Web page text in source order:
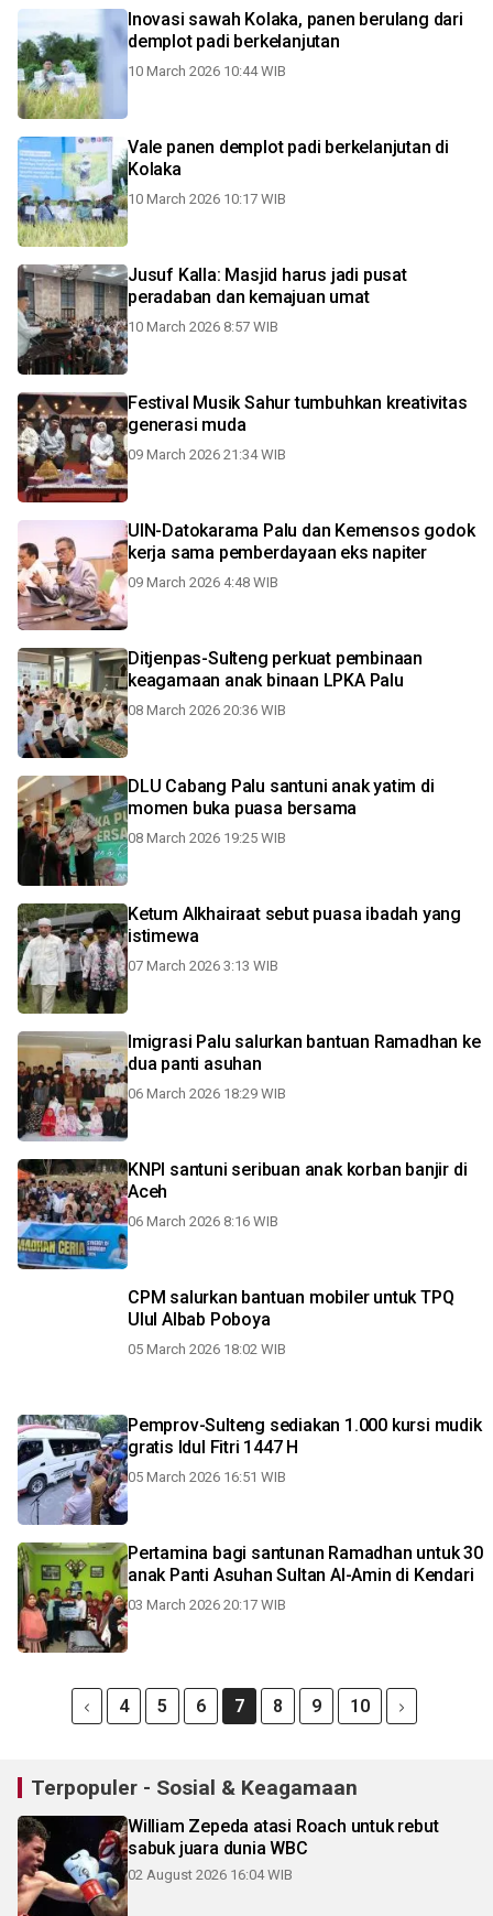
Inovasi sawah Kolaka, panen berulang dari
demplot padi berkelanjutan
10 March 2026 10:44 WIB
Vale panen demplot padi berkelanjutan di
Kolaka
10 March 2026 10:17 WIB
Jusuf Kalla: Masjid harus jadi pusat
peradaban dan kemajuan umat
10 March 2026 8:57 WIB
Festival Musik Sahur tumbuhkan kreativitas
generasi muda
09 March 2026 21:34 WIB
UIN-Datokarama Palu dan Kemensos godok
kerja sama pemberdayaan eks napiter
09 March 2026 4:48 WIB
Ditjenpas-Sulteng perkuat pembinaan
keagamaan anak binaan LPKA Palu
08 March 2026 20:36 WIB
DLU Cabang Palu santuni anak yatim di
momen buka puasa bersama
08 March 2026 19:25 WIB
Ketum Alkhairaat sebut puasa ibadah yang
istimewa
07 March 2026 3:13 WIB
Imigrasi Palu salurkan bantuan Ramadhan ke
dua panti asuhan
06 March 2026 18:29 WIB
KNPI santuni seribuan anak korban banjir di
Aceh
06 March 2026 8:16 WIB
CPM salurkan bantuan mobiler untuk TPQ
Ulul Albab Poboya
05 March 2026 18:02 WIB
Pemprov-Sulteng sediakan 1.000 kursi mudik
gratis Idul Fitri 1447 H
05 March 2026 16:51 WIB
Pertamina bagi santunan Ramadhan untuk 30
anak Panti Asuhan Sultan Al-Amin di Kendari
03 March 2026 20:17 WIB
4 5 6 7 8 9 10
Terpopuler - Sosial & Keagamaan
William Zepeda atasi Roach untuk rebut
sabuk juara dunia WBC
02 August 2026 16:04 WIB